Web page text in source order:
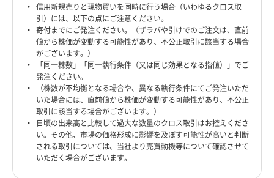
信用新規売りと現物買いを同時に行う場合（いわゆるクロス取
引）には、以下の点にご注意ください。
寄付までにご発注ください。（ザラバや引けでのご注文は、直前
値から株価が変動する可能性があり、不公正取引に該当する場合
がございます。）
「同一株数」「同一執行条件（又は同じ効果となる指値）」でご
発注ください。
（株数が不均衡となる場合や、異なる執行条件にてご発注いただ
いた場合には、直前値から株価が変動する可能性があり、不公正
取引に該当する場合がございます。）
日頃の出来高と比較して過大な数量のクロス取引はお控えくださ
い。その他、市場の価格形成に影響を及ぼす可能性が高いと判断
される取引については、当社より売買動機等について確認させて
いただく場合がございます。